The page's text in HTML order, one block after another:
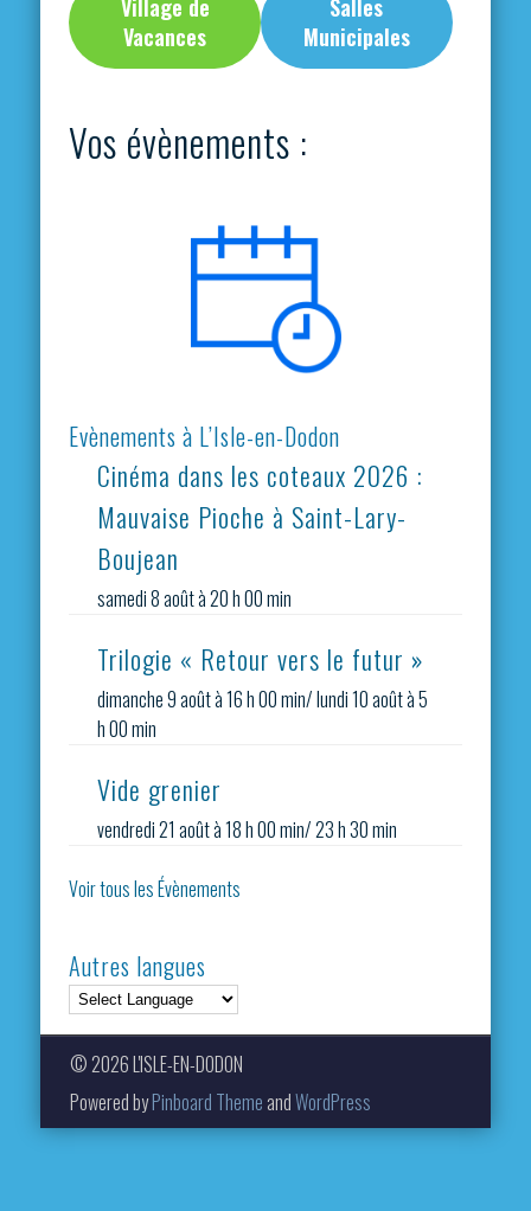
Village de
Vacances
Salles
Municipales
Vos évènements :
Evènements à L’Isle-en-Dodon
Cinéma dans les coteaux 2026 :
Mauvaise Pioche à Saint-Lary-
Boujean
samedi 8 août à 20 h 00 min
Trilogie « Retour vers le futur »
dimanche 9 août à 16 h 00 min/lundi 10 août à 5
h 00 min
Vide grenier
vendredi 21 août à 18 h 00 min/23 h 30 min
Voir tous les Évènements
Autres langues
© 2026 L'ISLE-EN-DODON
Powered byPinboard Theme andWordPress